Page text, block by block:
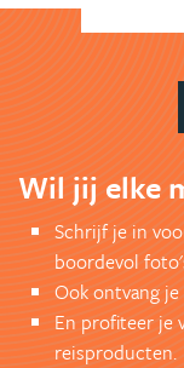
Wil jij elke
Schrijf je in
boordevol
Ook ontvang
En profiteer je
reisproducten.